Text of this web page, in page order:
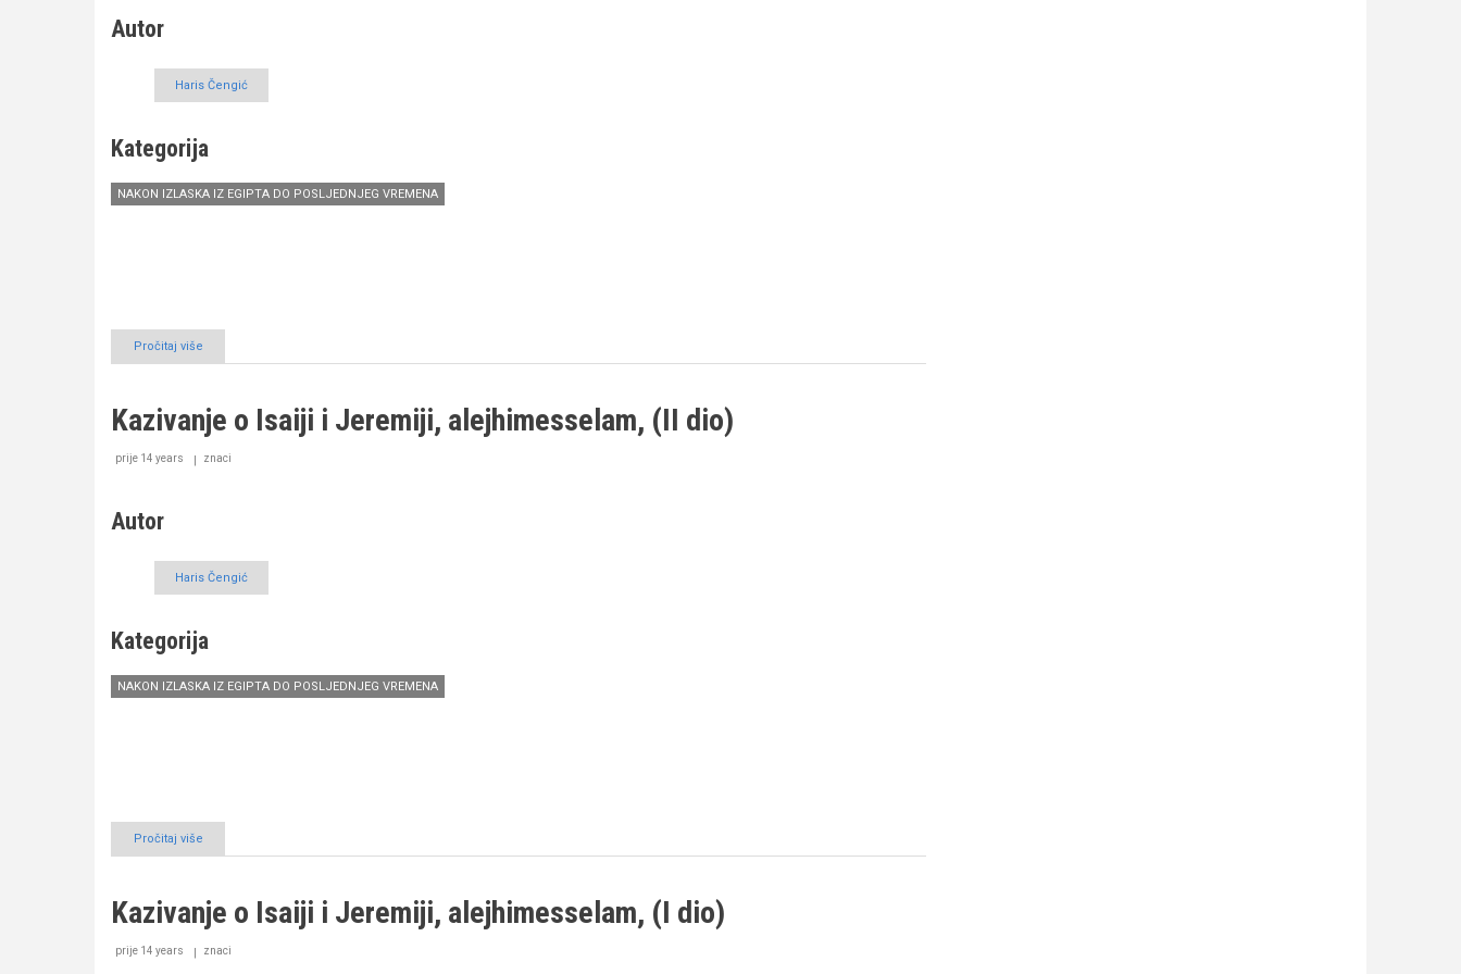
Autor
Haris Čengić
Kategorija
NAKON IZLASKA IZ EGIPTA DO POSLJEDNJEG VREMENA
Pročitaj više
Kazivanje
alejhisselam
Kazivanje o Isaiji i Jeremiji, alejhimesselam, (II dio)
prije 14 years znaci
Autor
Haris Čengić
Kategorija
NAKON IZLASKA IZ EGIPTA DO POSLJEDNJEG VREMENA
Pročitaj više
Kazivanje
i
Jeremiji,
alejhimesselam,
Kazivanje o Isaiji i Jeremiji, alejhimesselam, (I dio)
prije 14 years znaci